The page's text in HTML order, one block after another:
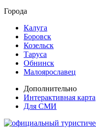
Города
Калуга
Боровск
Козельск
Таруса
Обнинск
Малоярославец
Дополнительно
Интерактивная карта
Для СМИ